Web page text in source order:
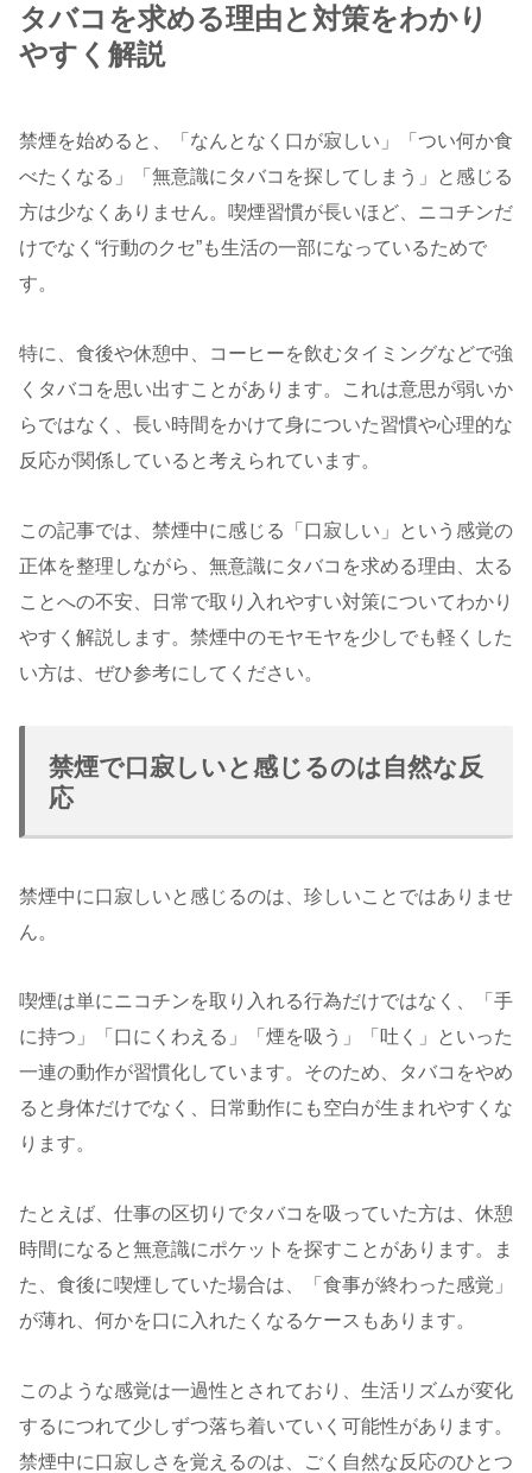
タバコを求める理由と対策をわかり
やすく解説
禁煙を始めると、「なんとなく口が寂しい」「つい何か食
べたくなる」「無意識にタバコを探してしまう」と感じる
方は少なくありません。喫煙習慣が長いほど、ニコチンだ
けでなく“行動のクセ”も生活の一部になっているためで
す。
特に、食後や休憩中、コーヒーを飲むタイミングなどで強
くタバコを思い出すことがあります。これは意思が弱いか
らではなく、長い時間をかけて身についた習慣や心理的な
反応が関係していると考えられています。
この記事では、禁煙中に感じる「口寂しい」という感覚の
正体を整理しながら、無意識にタバコを求める理由、太る
ことへの不安、日常で取り入れやすい対策についてわかり
やすく解説します。禁煙中のモヤモヤを少しでも軽くした
い方は、ぜひ参考にしてください。
禁煙で口寂しいと感じるのは自然な反
応
禁煙中に口寂しいと感じるのは、珍しいことではありませ
ん。
喫煙は単にニコチンを取り入れる行為だけではなく、「手
に持つ」「口にくわえる」「煙を吸う」「吐く」といった
一連の動作が習慣化しています。そのため、タバコをやめ
ると身体だけでなく、日常動作にも空白が生まれやすくな
ります。
たとえば、仕事の区切りでタバコを吸っていた方は、休憩
時間になると無意識にポケットを探すことがあります。ま
た、食後に喫煙していた場合は、「食事が終わった感覚」
が薄れ、何かを口に入れたくなるケースもあります。
このような感覚は一過性とされており、生活リズムが変化
するにつれて少しずつ落ち着いていく可能性があります。
禁煙中に口寂しさを覚えるのは、ごく自然な反応のひとつ